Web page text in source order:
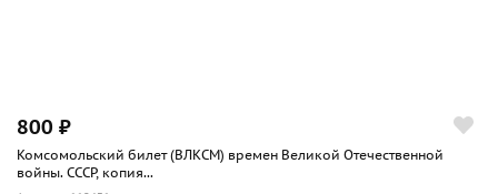
800 ₽
Комсомольский билет (ВЛКСМ) времен Великой Отечественной
войны. СССР, копия...